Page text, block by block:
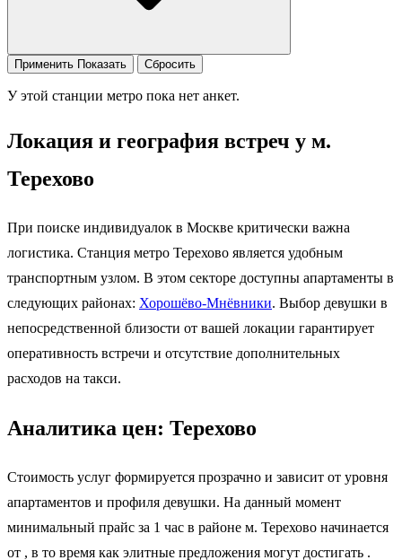
Применить Показать Сбросить
У этой станции метро пока нет анкет.
Локация и география встреч у м.
Терехово
При поиске индивидуалок в Москве критически важна
логистика. Станция метро Терехово является удобным
транспортным узлом. В этом секторе доступны апартаменты в
следующих районах: Хорошёво-Мнёвники. Выбор девушки в
непосредственной близости от вашей локации гарантирует
оперативность встречи и отсутствие дополнительных
расходов на такси.
Аналитика цен: Терехово
Стоимость услуг формируется прозрачно и зависит от уровня
апартаментов и профиля девушки. На данный момент
минимальный прайс за 1 час в районе м. Терехово начинается
от , в то время как элитные предложения могут достигать .